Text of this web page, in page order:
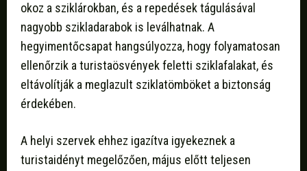
okoz a sziklárokban, és a repedések tágulásával
nagyobb szikladarabok is leválhatnak. A
hegyimentőcsapat hangsúlyozza, hogy folyamatosan
ellenőrzik a turistaösvények feletti sziklafalakat, és
eltávolítják a meglazult sziklatömböket a biztonság
érdekében.
A helyi szervek ehhez igazítva igyekeznek a
turistaidényt megelőzően, május előtt teljesen